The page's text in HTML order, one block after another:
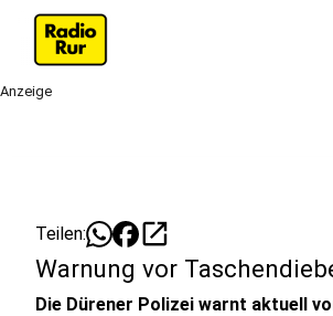
Anzeige
Teilen: open_in_new
Warnung vor
Die Dürener Polizei warnt aktuell